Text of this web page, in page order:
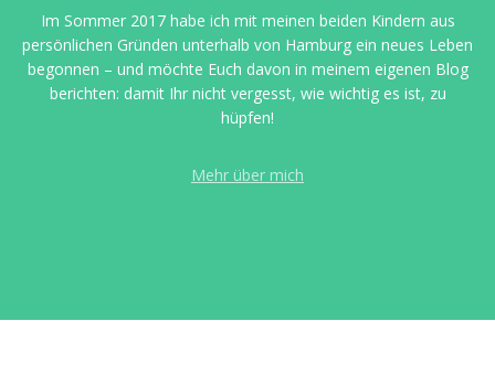
Im Sommer 2017 habe ich mit meinen beiden Kindern aus
persönlichen Gründen unterhalb von Hamburg ein neues Leben
begonnen – und möchte Euch davon in meinem eigenen Blog
berichten: damit Ihr nicht vergesst, wie wichtig es ist, zu
hüpfen!
Mehr über mich